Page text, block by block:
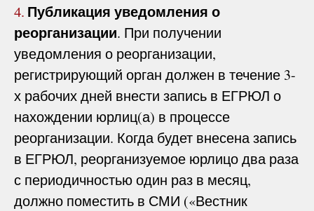
4. Публикация уведомления о
реорганизации. При получении
уведомления о реорганизации,
регистрирующий орган должен в течение 3-
х рабочих дней внести запись в ЕГРЮЛ о
нахождении юрлиц(а) в процессе
реорганизации. Когда будет внесена запись
в ЕГРЮЛ, реорганизуемое юрлицо два раза
с периодичностью один раз в месяц,
должно поместить в СМИ («Вестник